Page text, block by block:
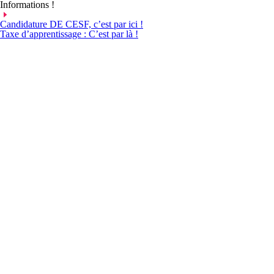
Aller
au
contenu
Informations !
Candidature DE CESF, c’est par ici !
Taxe d’apprentissage : C’est par là !